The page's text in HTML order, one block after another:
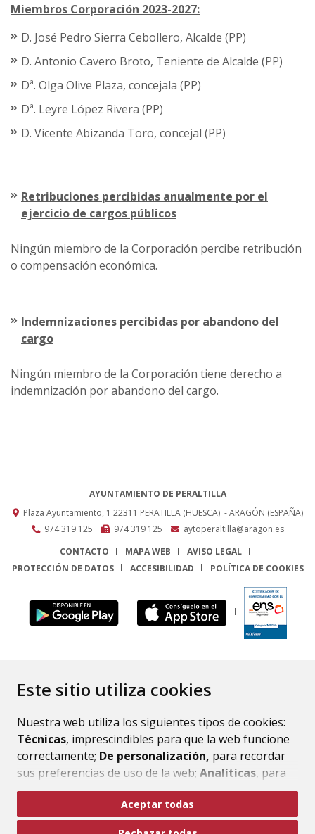
Este sitio utiliza cookies
Nuestra web utiliza los siguientes tipos de cookies:
Técnicas, imprescindibles para que la web funcione
correctamente; De personalización, para recordar
sus preferencias de uso de la web; Analíticas, para
mejorar el funcionamiento de la web y sus servicios.
Si acepta pulsando el botón“Aceptar todas”
Aceptar todas
Miembros Corporación 2023-2027:
D. José Pedro Sierra Cebollero, Alcalde (PP)
D. Antonio Cavero Broto, Teniente de Alcalde (PP)
Dª. Olga Olive Plaza, concejala (PP)
Dª. Leyre López Rivera (PP)
D. Vicente Abizanda Toro, concejal (PP)
Retribuciones percibidas anualmente por el
ejercicio de cargos públicos
Ningún miembro de la Corporación percibe retribución
o compensación económica.
Indemnizaciones percibidas por abandono del
cargo
Ningún miembro de la Corporación tiene derecho a
indemnización por abandono del cargo.
AYUNTAMIENTO DE PERALTILLA
Plaza Ayuntamiento, 1 22311 PERATILLA (HUESCA) - ARAGÓN (ESPAÑA)
974 319 125
974 319 125
aytoperaltilla@aragon.es
CONTACTO
MAPA WEB
AVISO LEGAL
PROTECCIÓN DE DATOS
ACCESIBILIDAD POLÍTICA DE COOKIES